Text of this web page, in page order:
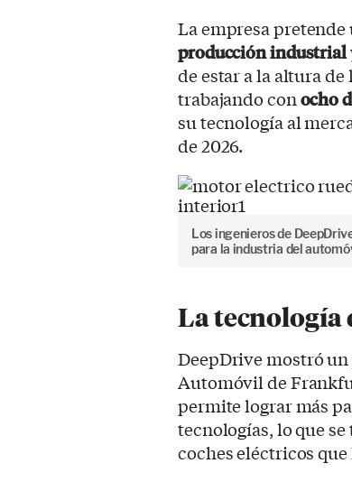
La empresa
producción industrial
de estar a la altura
trabajando conocho
su tecnología al
de 2026.
Los ingenieros de
para la industria del
La tecnología
DeepDrive mostró
Automóvil de
permite lograr más
tecnologías, lo que
coches eléctricos